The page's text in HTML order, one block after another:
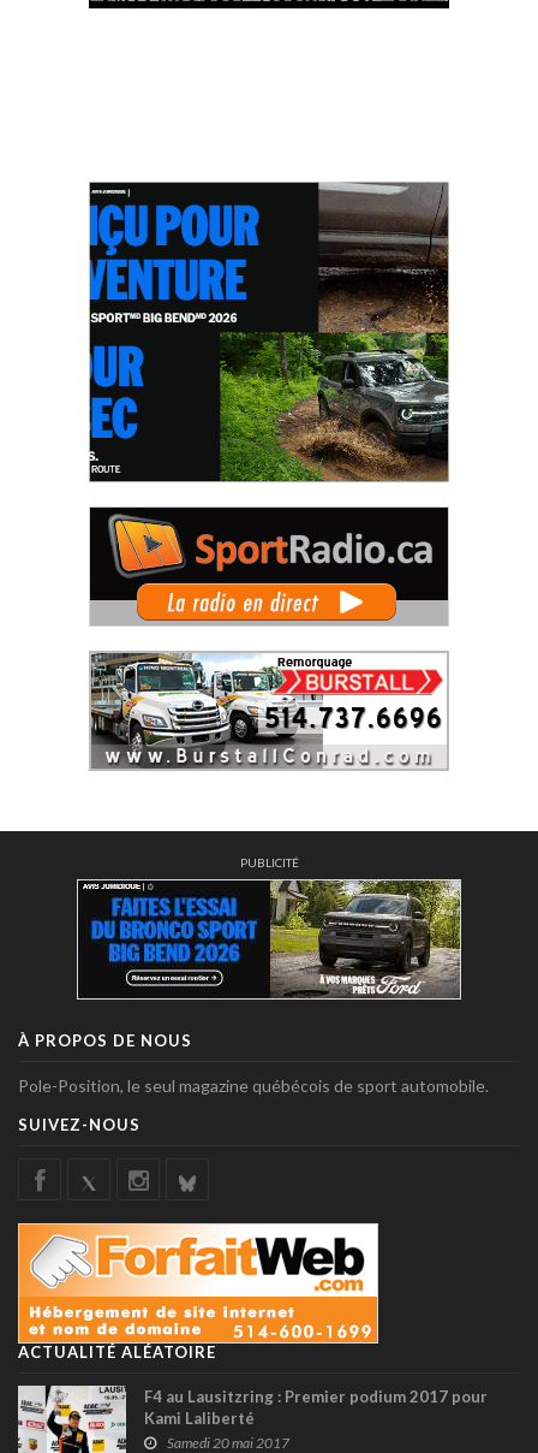
PUBLICITÉ
À PROPOS DE NOUS
Pole-Position, le seul magazine québécois de sport automobile.
SUIVEZ-NOUS
ACTUALITÉ ALÉATOIRE
F4 au Lausitzring : Premier podium 2017 pour
Kami Laliberté
Samedi 20 mai 2017